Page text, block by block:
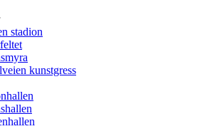
stadion
kunstgress